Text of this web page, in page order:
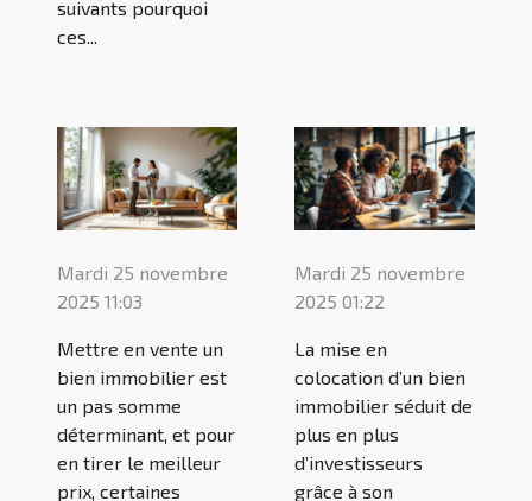
suivants pourquoi
ces...
Mardi 25 novembre
2025 11:03
Mettre en vente un
bien immobilier est
un pas somme
déterminant, et pour
en tirer le meilleur
prix, certaines
Mardi 25 novembre
2025 01:22
La mise en
colocation d’un bien
immobilier séduit de
plus en plus
d’investisseurs
grâce à son